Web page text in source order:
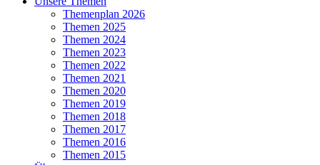
Themenplan 2026
Themen 2025
Themen 2024
Themen 2023
Themen 2022
Themen 2021
Themen 2020
Themen 2019
Themen 2018
Themen 2017
Themen 2016
Themen 2015